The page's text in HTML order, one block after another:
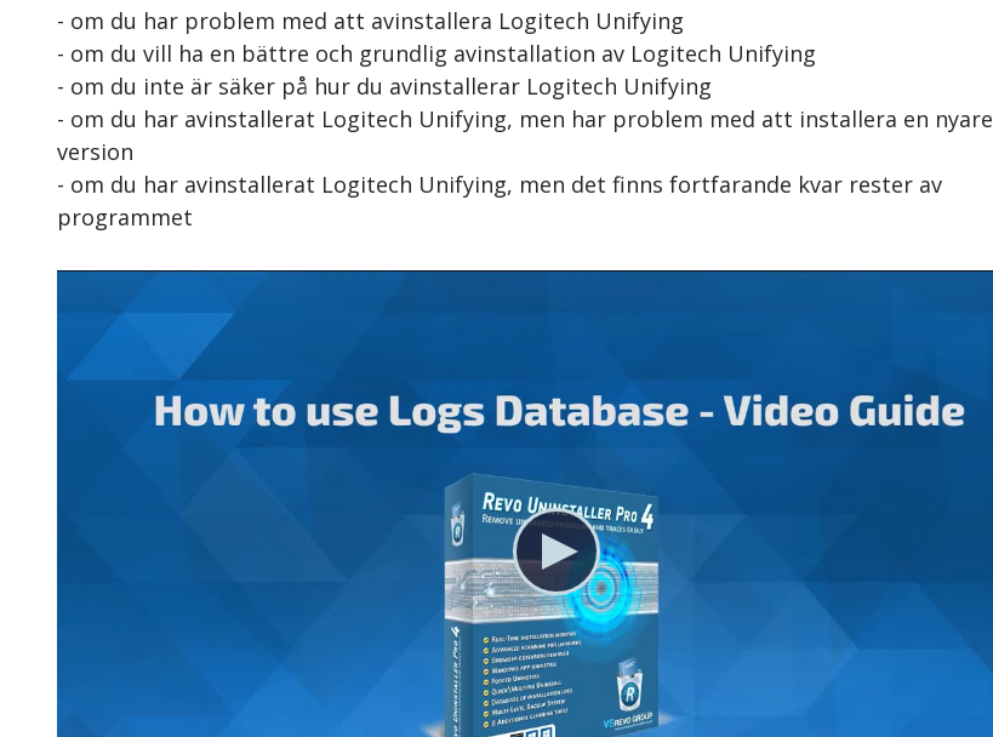
- om du har problem med att avinstallera Logitech Unifying
- om du vill ha en bättre och grundlig avinstallation av Logitech Unifying
- om du inte är säker på hur du avinstallerar Logitech Unifying
- om du har avinstallerat Logitech Unifying, men har problem med att installera en nyare
version
- om du har avinstallerat Logitech Unifying, men det finns fortfarande kvar rester av
programmet